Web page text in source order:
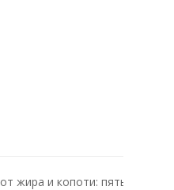
жира и копоти: пять